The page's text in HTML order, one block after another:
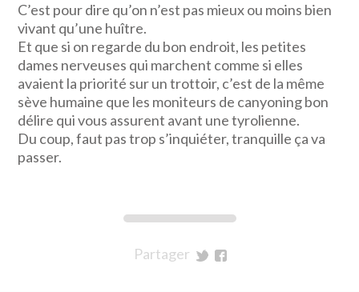
C’est pour dire qu’on n’est pas mieux ou moins bien
vivant qu’une huître.
Et que si on regarde du bon endroit, les petites
dames nerveuses qui marchent comme si elles
avaient la priorité sur un trottoir, c’est de la même
sève humaine que les moniteurs de canyoning bon
délire qui vous assurent avant une tyrolienne.
Du coup, faut pas trop s’inquiéter, tranquille ça va
passer.
Partager